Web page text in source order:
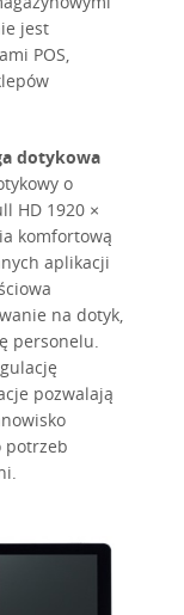
jest
POS,
dotykowa
o
HD 1920 ×
komfortową
aplikacji
na dotyk,
personelu.
pozwalają
potrzeb